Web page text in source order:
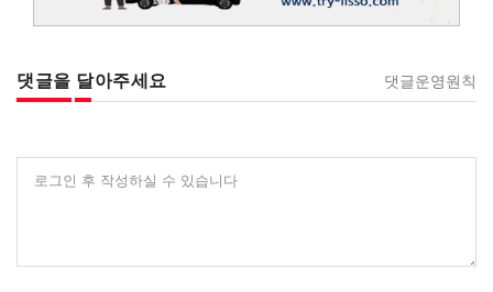
댓글을 달아주세요 댓글운영원칙
로그인 후 작성하실 수 있습니다